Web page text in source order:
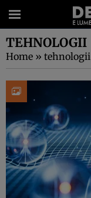
TEHNOLOGII
Home » tehnologii